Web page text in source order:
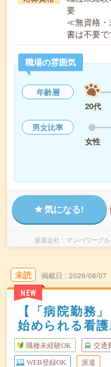
要
≪無資格
書は不要
職場の雰囲気
年齢層
20代
男女比率
女性
気になる!
派遣会社 マンパワーグ
未読
NEW
掲載日 2026/08/07
【「病院勤務
始められる看
職種未経験OK 交通
WEB登録OK 派遣